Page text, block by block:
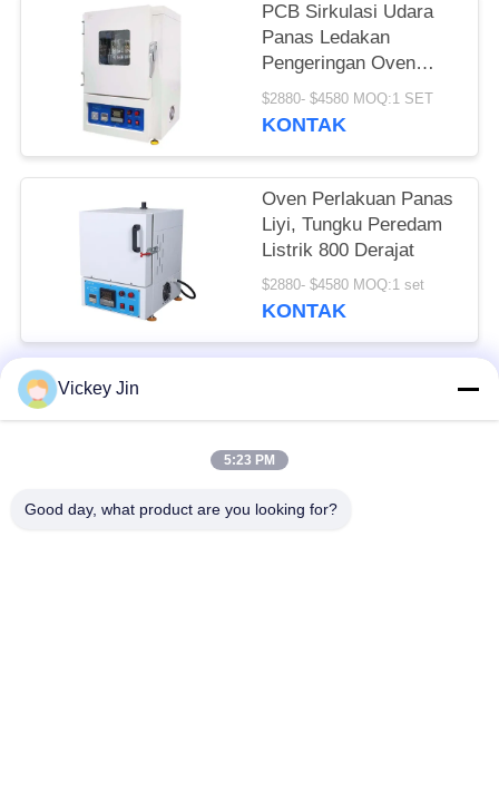
PCB Sirkulasi Udara
Panas Ledakan
Pengeringan Oven
Pemanas Listrik Max
600C
$2880- $4580 MOQ:1 SET
KONTAK
Oven Perlakuan Panas
Liyi, Tungku Peredam
Listrik 800 Derajat
$2880- $4580 MOQ:1 set
KONTAK
Bad Request
Vickey Jin
5:23 PM
Good day, what product are you looking for?